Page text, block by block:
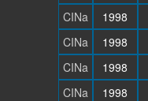
CINa
1998
CINa
1998
CINa
1998
CINa
1998